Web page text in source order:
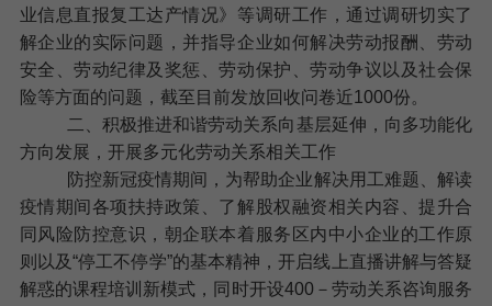
业信息直报复工达产情况》等调研工作，通过调研切实了
解企业的实际问题，并指导企业如何解决劳动报酬、劳动
安全、劳动纪律及奖惩、劳动保护、劳动争议以及社会保
险等方面的问题， 截至目前发放回收问卷近1000份。
二、积极推进和谐劳动关系向基层延伸，向多功能化
方向发展，开展多元化劳动关系相关工作
防控新冠疫情期间，为帮助企业解决用工难题、解读
疫情期间各项扶持政策、了解股权融资相关内容、提升合
同风险防控意识，朝企联本着服务区内中小企业的工作原
则以及“停工不停学”的基本精神，开启线上直播讲解与答疑
解惑的课程培训新模式，同时开设400 －劳动关系咨询服务